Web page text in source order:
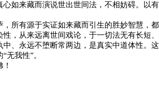
如来藏而演说世出世间法，不相妨碍。以
所有源于实证如来藏而引生的胜妙智慧，
，从来远离世间戏论，于一切法无有长短
、永远不堕断常两边，是真实中道体性。
无我性”。